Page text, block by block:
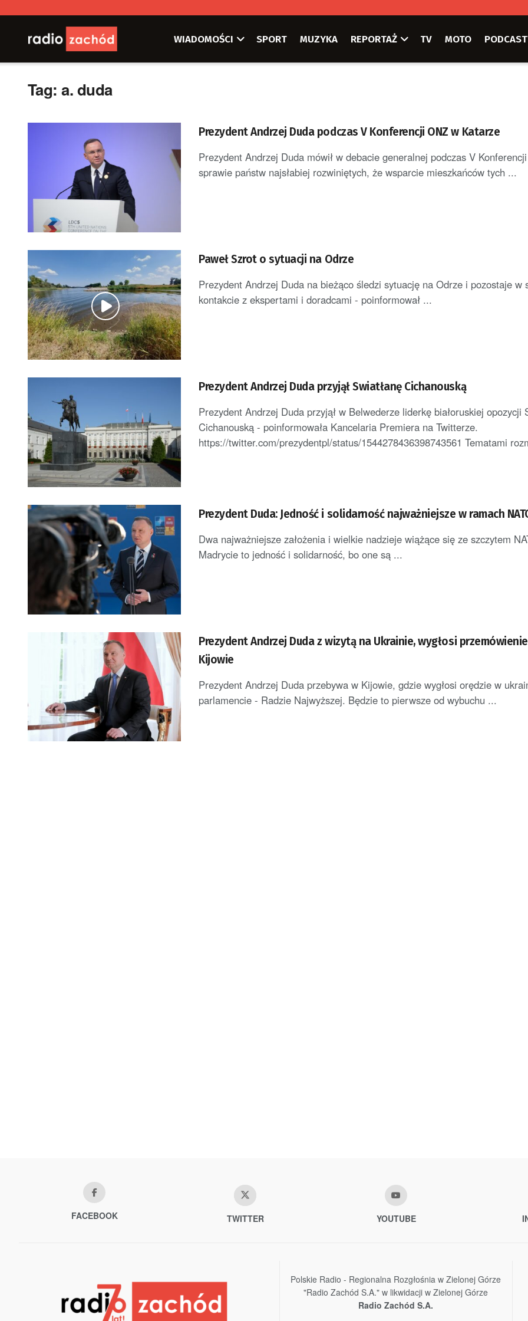
WIADOMOŚCI SPORT MUZYKA REPORTAŻ TV MOTO
Tag:a. duda
Prezydent Andrzej Duda podczas V Konferencji ONZ w Katarze
Prezydent Andrzej Duda mówił w debacie generalnej podczas V
sprawie państw najsłabiej rozwiniętych, że wsparcie mieszkańców tych ...
Paweł Szrot o sytuacji na Odrze
Prezydent Andrzej Duda na bieżąco śledzi sytuację na Odrze i pozostaje w
kontakcie z ekspertami i doradcami - poinformował ...
Prezydent Andrzej Duda przyjął Swiatłanę Cichanouską
Prezydent Andrzej Duda przyjął w Belwederze liderkę białoruskiej opozycji
Cichanouską - poinformowała Kancelaria Premiera na Twitterze.
https://twitter.com/prezydentpl/status/1544278436398743561 Tematami
Prezydent Duda: Jedność i solidarność najważniejsze w ramach
Dwa najważniejsze założenia i wielkie nadzieje wiążące się ze szczytem
Madrycie to jedność i solidarność, bo one są ...
Prezydent Andrzej Duda z wizytą na Ukrainie, wygłosi
Kijowie
Prezydent Andrzej Duda przebywa w Kijowie, gdzie wygłosi orędzie w
parlamencie - Radzie Najwyższej. Będzie to pierwsze od wybuchu ...
FACEBOOK TWITTER YOUTUBE
Polskie Radio - Regionalna Rozgłośnia w Zielonej Górze
"Radio Zachód S.A." w likwidacji w Zielonej Górze
Radio Zachód S.A.